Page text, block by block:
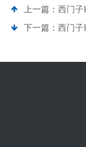
上一篇： 西门子
下一篇： 西门子